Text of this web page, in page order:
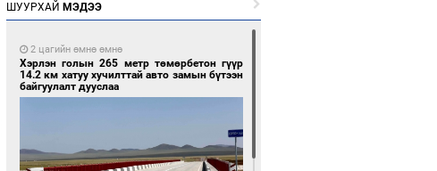
ШУУРХАЙ МЭДЭЭ
2 цагийн өмнө өмнө
Хэрлэн голын 265 метр төмөрбетон гүүр
14.2 км хатуу хучилттай авто замын бүтээн
байгуулалт дууслаа